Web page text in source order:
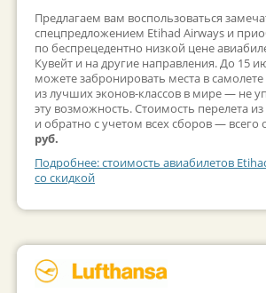
Предлагаем вам воспользоваться
спецпредложением Etihad Airways и
по беспрецедентно низкой цене
Кувейт и на другие направления. До 15
можете забронировать места в
из лучших эконов-классов в мире — не
эту возможность. Стоимость перелета
и обратно с учетом всех сборов — всего
руб.
Подробнее: стоимость авиабилетов
со скидкой